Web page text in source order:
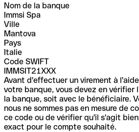
Nom de la banque
Immsi Spa
Ville
Mantova
Pays
Italie
Code SWIFT
IMMSIT21XXX
Avant d'effectuer un virement à
votre banque, vous devez en
la banque, soit avec le bénéficiaire.
nous ne sommes pas en mesure de
ce code ou de vérifier qu'il s'agit
exact pour le compte souhaité.